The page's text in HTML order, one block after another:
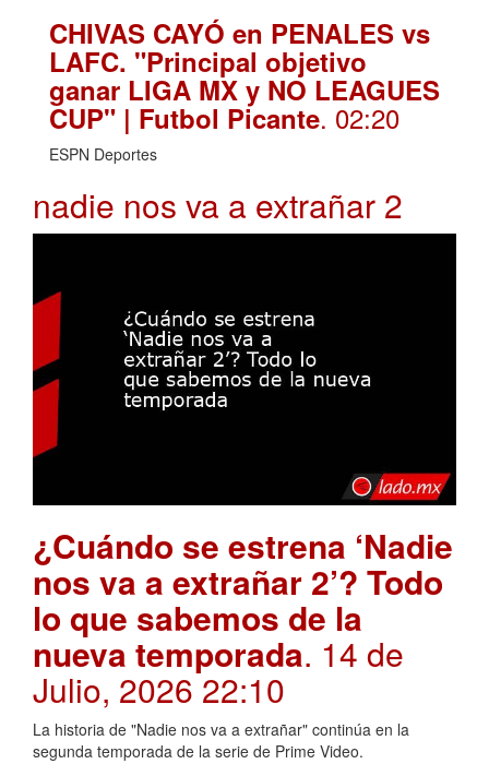
CHIVAS CAYÓ en PENALES vs
LAFC. "Principal objetivo
ganar LIGA MX y NO LEAGUES
CUP" | Futbol Picante. 02:20
ESPN Deportes
nadie nos va a extrañar 2
¿Cuándo se estrena ‘Nadie
nos va a extrañar 2’? Todo
lo que sabemos de la
nueva temporada. 14 de
Julio, 2026 22:10
La historia de "Nadie nos va a extrañar" continúa en la
segunda temporada de la serie de Prime Video.